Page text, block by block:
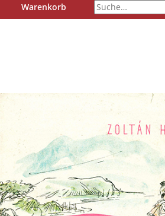
Warenkorb